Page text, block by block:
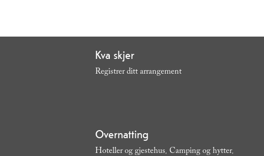
Kva skjer
Registrer ditt arrangement
Overnatting
Hoteller og gjestehus, Camping og hytter,